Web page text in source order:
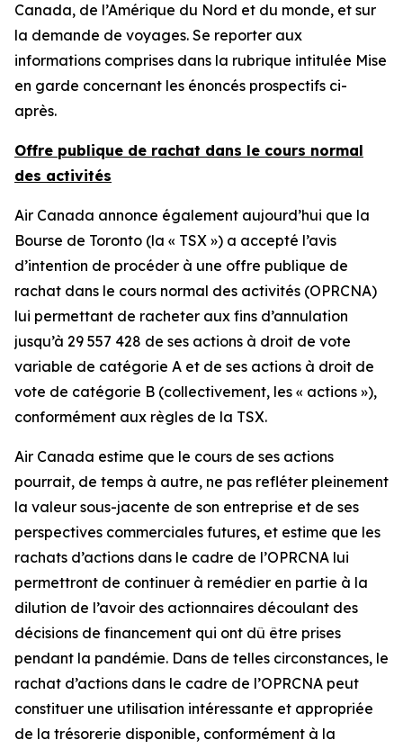
Canada, de l’Amérique du Nord et du monde, et sur
la demande de voyages. Se reporter aux
informations comprises dans la rubrique intitulée Mise
en garde concernant les énoncés prospectifs ci-
après.
Offre publique de rachat dans le cours normal
des activités
Air Canada annonce également aujourd’hui que la
Bourse de Toronto (la « TSX ») a accepté l’avis
d’intention de procéder à une offre publique de
rachat dans le cours normal des activités (OPRCNA)
lui permettant de racheter aux fins d’annulation
jusqu’à 29 557 428 de ses actions à droit de vote
variable de catégorie A et de ses actions à droit de
vote de catégorie B (collectivement, les « actions »),
conformément aux règles de la TSX.
Air Canada estime que le cours de ses actions
pourrait, de temps à autre, ne pas refléter pleinement
la valeur sous-jacente de son entreprise et de ses
perspectives commerciales futures, et estime que les
rachats d’actions dans le cadre de l’OPRCNA lui
permettront de continuer à remédier en partie à la
dilution de l’avoir des actionnaires découlant des
décisions de financement qui ont dû être prises
pendant la pandémie. Dans de telles circonstances, le
rachat d’actions dans le cadre de l’OPRCNA peut
constituer une utilisation intéressante et appropriée
de la trésorerie disponible, conformément à la